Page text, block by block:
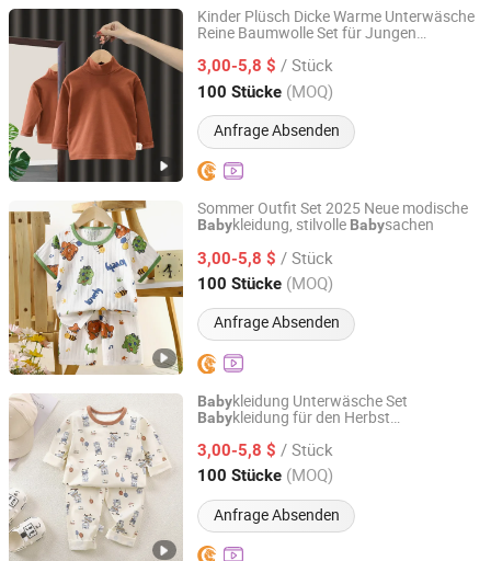
Kinder Plüsch Dicke Warme Unterwäsche
Reine Baumwolle Set für Jungen
3,00-5,8 $ / Stück
100 Stücke (MOQ)
Anfrage Absenden
Henan Feishuai Import and Export Trading Co., Ltd.
Henan, China Seit 2025
Sommer Outfit Set 2025 Neue modische
Babykleidung, stilvolle Babysachen
3,00-5,8 $ / Stück
100 Stücke (MOQ)
Anfrage Absenden
Henan Feishuai Import and Export Trading Co., Ltd.
Henan, China Seit 2025
Babykleidung Unterwäsche Set
Babykleidung für den Herbst
Jungenkleidung
3,00-5,8 $ / Stück
100 Stücke (MOQ)
Anfrage Absenden
Henan Feishuai Import and Export Trading Co., Ltd.
Henan, China Seit 2025